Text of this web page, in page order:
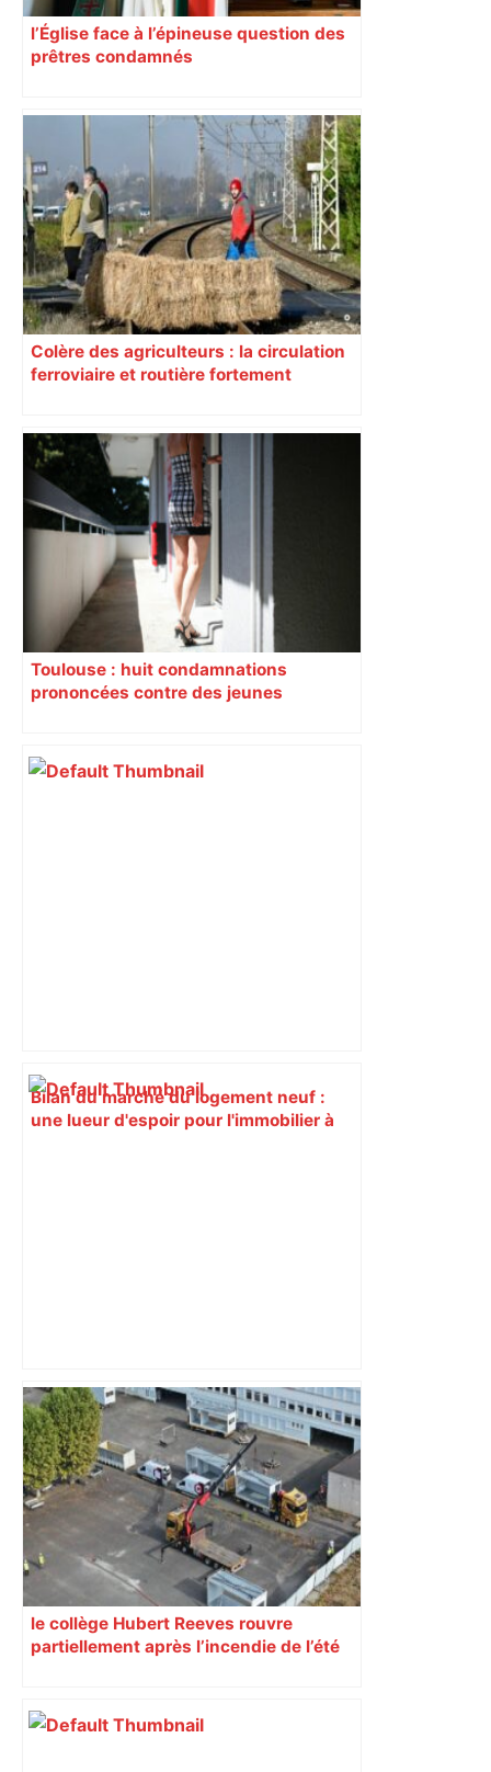
l’Église face à l’épineuse question des
prêtres condamnés
Colère des agriculteurs : la circulation
ferroviaire et routière fortement
Toulouse : huit condamnations
prononcées contre des jeunes
Bilan du marché du logement neuf :
une lueur d'espoir pour l'immobilier à
« Rien d'inquiétant » pour Guillaume
Restes, le gardien de Toulouse, après
sa sortie à Metz – L'Équipe
le collège Hubert Reeves rouvre
partiellement après l’incendie de l’été